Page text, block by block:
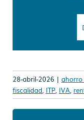
28-abril-2026 |
fiscalidad ITP IVA